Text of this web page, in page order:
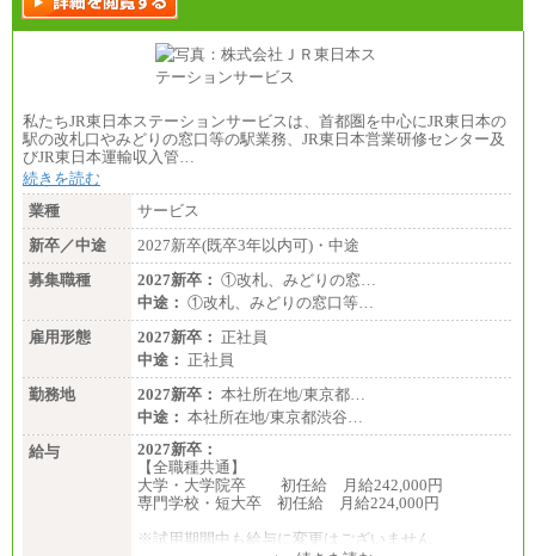
私たちJR東日本ステーションサービスは、首都圏を中心にJR東日本の
駅の改札口やみどりの窓口等の駅業務、JR東日本営業研修センター及
びJR東日本運輸収入管…
続きを読む
業種
サービス
新卒／中途
2027新卒(既卒3年以内可)・中途
募集職種
2027新卒： ①改札、みどりの窓…
中途： ①改札、みどりの窓口等…
雇用形態
2027新卒： 正社員
中途： 正社員
勤務地
2027新卒： 本社所在地/東京都…
中途： 本社所在地/東京都渋谷…
給与
2027新卒：
【全職種共通】
大学・大学院卒 初任給 月給242,000円
専門学校・短大卒 初任給 月給224,000円
※試用期間中も給与に変更はございません